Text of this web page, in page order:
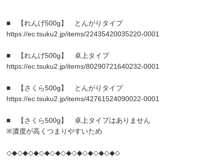
■ 【れんげ500g】 とんがりタイプ
https://ec.tsuku2.jp/items/22435420035220-0001
■ 【れんげ500g】 卓上タイプ
https://ec.tsuku2.jp/items/80290721640232-0001
■ 【さくら500g】 とんがりタイプ
https://ec.tsuku2.jp/items/42761524090022-0001
■ 【さくら500g】 卓上タイプはありません
※濃度が高くつまりやすいため
◇◆◇◆◇◆◇◆◇◆◇◆◇◆◇◆◇◆◇◆◇